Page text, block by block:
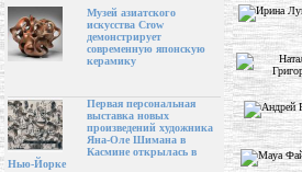
Музей азиатского
искусства Crow
демонстрирует
современную японскую
керамику
Первая персональная
выставка новых
произведений художника
Яна-Оле Шимана в
Касмине открылась в
Нью-Йорке